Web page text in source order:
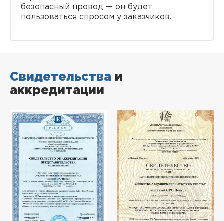
безопасный провод — он будет
пользоваться спросом у заказчиков.
Свидетельства и
аккредитации